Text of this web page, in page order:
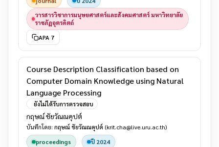
วารสารวิชาการมนุษยศาสตร์และสังคมศาสตร์ มหาวิทยาลัย
ราชภัฏอุตรดิตถ์
APA 7
Course Description Classification based on
Computer Domain Knowledge using Natural
Language Processing
ยังไม่ได้รับการตรวจสอบ
กฤษณ์ ชัยวัณณคุปต์
บันทึกโดย: กฤษณ์ ชัยวัณณคุปต์ (krit.cha@live.uru.ac.th)
proceedings
ปี 2024